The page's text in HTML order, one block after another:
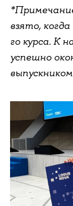
взято,
го курса. К
успешно